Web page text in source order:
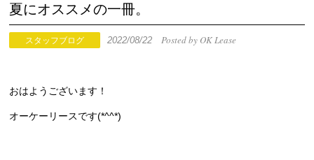
夏にオススメの一冊。
スタッフブログ 2022/08/22Posted by OK Lease
おはようございます！
オーケーリースです(*^^*)